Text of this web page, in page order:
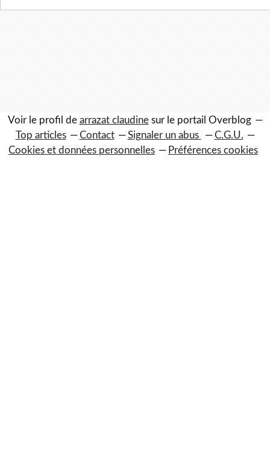
Voir le profil de arrazat claudinesur le portail Overblog
Top articles
Contact Signaler un abus
C.G.U.
Cookies et données personnelles
Préférences cookies